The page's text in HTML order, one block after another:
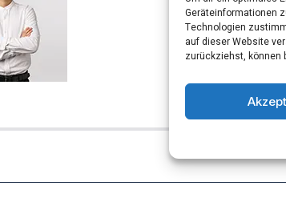
Geräteinformationen
Technologien
auf dieser Website
zurückziehst, können